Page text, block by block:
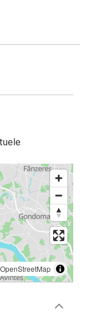
OpenStreetMap